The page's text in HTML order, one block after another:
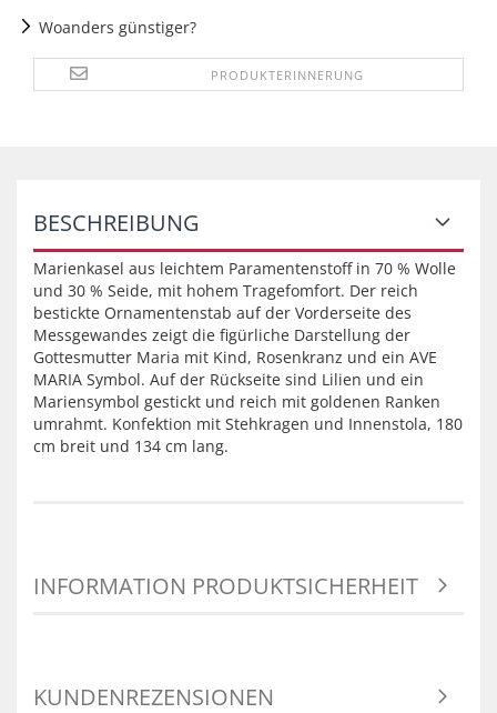
Woanders günstiger?
PRODUKTERINNERUNG
BESCHREIBUNG
Marienkasel aus leichtem Paramentenstoff in 70 % Wolle
und 30 % Seide, mit hohem Tragefomfort. Der reich
bestickte Ornamentenstab auf der Vorderseite des
Messgewandes zeigt die figürliche Darstellung der
Gottesmutter Maria mit Kind, Rosenkranz und ein AVE
MARIA Symbol. Auf der Rückseite sind Lilien und ein
Mariensymbol gestickt und reich mit goldenen Ranken
umrahmt. Konfektion mit Stehkragen und Innenstola, 180
cm breit und 134 cm lang.
INFORMATION PRODUKTSICHERHEIT
KUNDENREZENSIONEN